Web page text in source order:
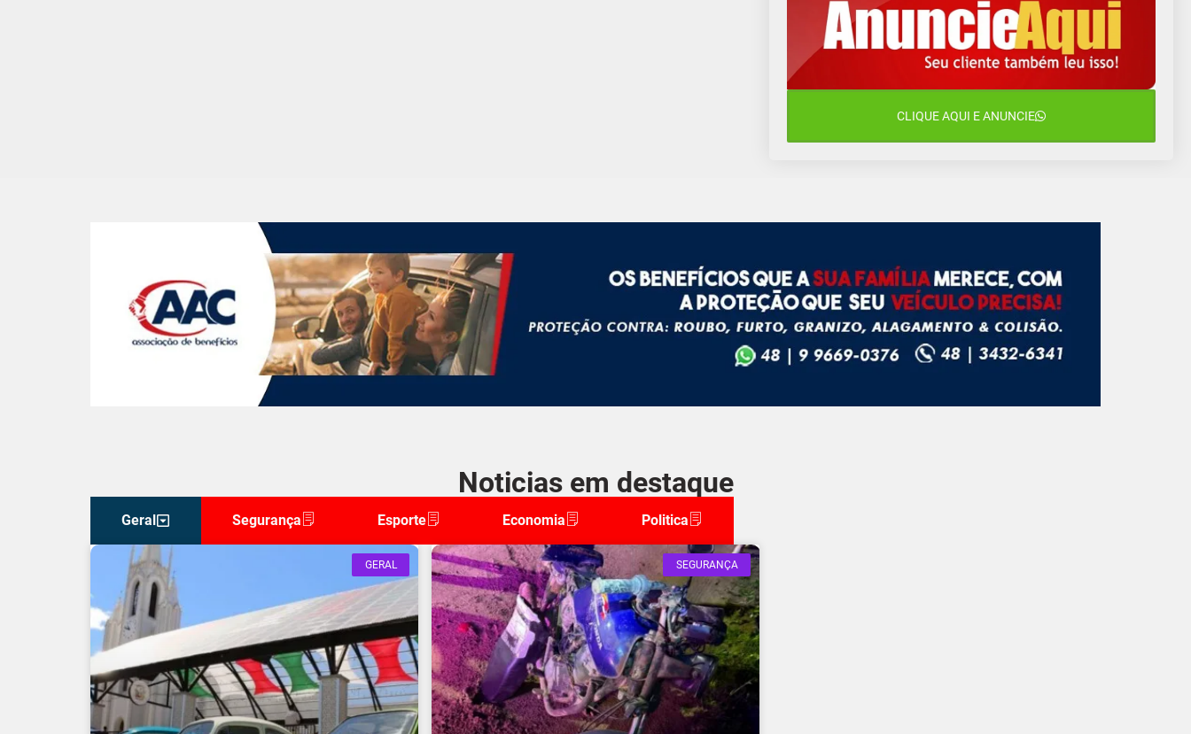
11 de agosto
Terça-Feira
12 de agosto
16°C 11°C
CLIQUE AQUI E ANUNCIE
Noticias em destaque
Geral Segurança Esporte Economia Politica
GERAL SEGURANÇA